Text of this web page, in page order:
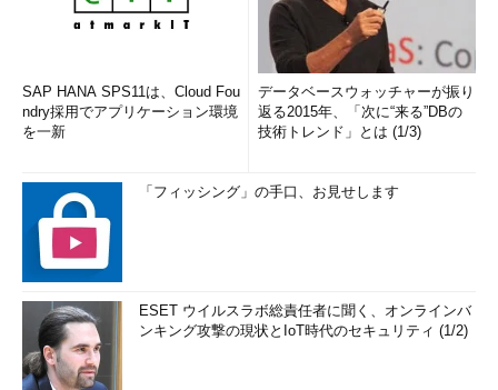
SAP HANA SPS11は、Cloud Fou
ndry採用でアプリケーション環境
を一新
データベースウォッチャーが振り
返る2015年、「次に“来る”DBの
技術トレンド」とは (1/3)
「フィッシング」の手口、お見せします
ESET ウイルスラボ総責任者に聞く、オンラインバ
ンキング攻撃の現状とIoT時代のセキュリティ (1/2)